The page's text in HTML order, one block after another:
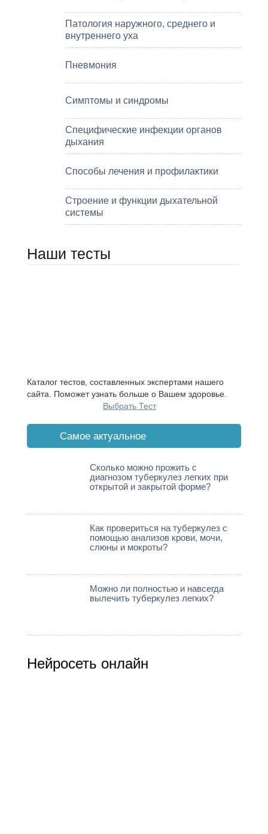
Патология наружного, среднего и
внутреннего уха
Пневмония
Симптомы и синдромы
Специфические инфекции органов
дыхания
Способы лечения и профилактики
Строение и функции дыхательной
системы
Наши тесты
Каталог тестов, составленных экспертами нашего
сайта. Поможет узнать больше о Вашем здоровье.
Выбрать Тест
Cамое актуальное
Сколько можно прожить с
диагнозом туберкулез легких при
открытой и закрытой форме?
Как провериться на туберкулез с
помощью анализов крови, мочи,
слюны и мокроты?
Можно ли полностью и навсегда
вылечить туберкулез легких?
Нейросеть онлайн